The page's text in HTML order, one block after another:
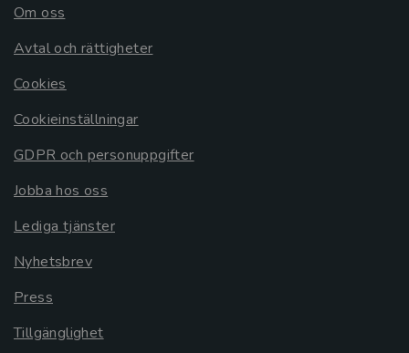
Om oss
Avtal och rättigheter
Cookies
Cookieinställningar
GDPR och personuppgifter
Jobba hos oss
Lediga tjänster
Nyhetsbrev
Press
Tillgänglighet